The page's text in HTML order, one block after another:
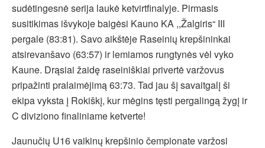
sudėtingesnė serija laukė ketvirtfinalyje. Pirmasis
susitikimas išvykoje baigėsi Kauno KA ,,Žalgiris“ III
pergale (83:81). Savo aikštėje Raseinių krepšininkai
atsirevanšavo (63:57) ir lemiamos rungtynės vėl vyko
Kaune. Drąsiai žaidę raseiniškiai privertė varžovus
pripažinti pralaimėjimą 63:73. Tad jau šį savaitgalį ši
ekipa vyksta į Rokiškį, kur mėgins tęsti pergalingą žygį ir
C diviziono finaliniame ketverte!
Jaunučių U16 vaikinų krepšinio čempionate varžosi